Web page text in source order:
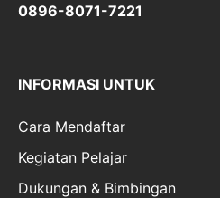
0896-8071-7221
INFORMASI UNTUK
Cara Mendaftar
Kegiatan Pelajar
Dukungan & Bimbingan